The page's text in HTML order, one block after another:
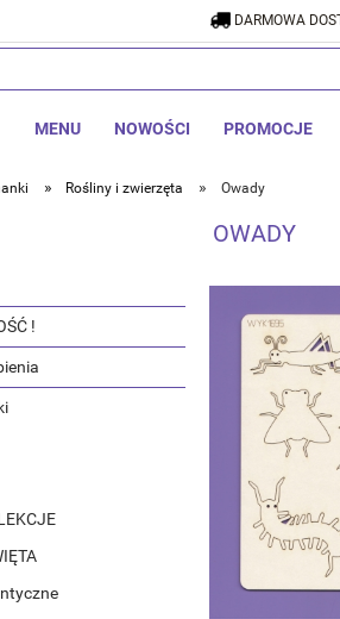
DARMOWA
MENU NOWOŚCI PROMOCJE
» Rośliny i zwierzęta » Owady
!
OWADY